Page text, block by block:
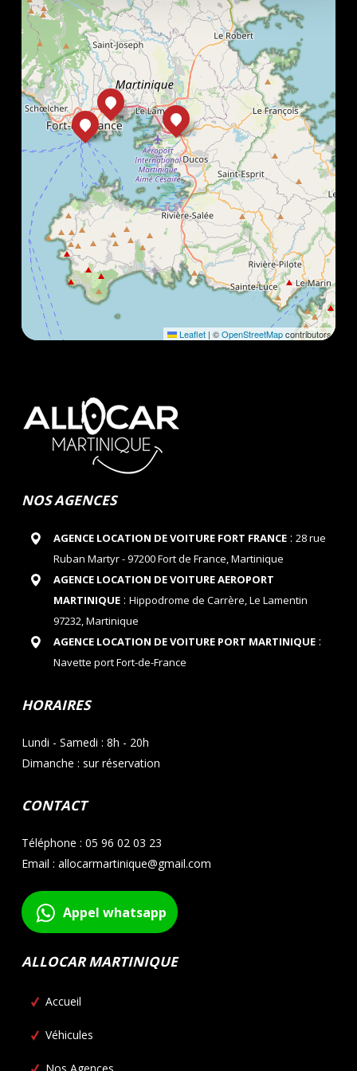
Leaflet | ©OpenStreetMapcontributors
NOS AGENCES
AGENCE LOCATION DE VOITURE FORT FRANCE: 28 rue
Ruban Martyr - 97200 Fort de France, Martinique
AGENCE LOCATION DE VOITURE AEROPORT
MARTINIQUE: Hippodrome de Carrère, Le Lamentin
97232, Martinique
AGENCE LOCATION DE VOITURE PORT MARTINIQUE:
Navette port Fort-de-France
HORAIRES
Lundi - Samedi : 8h - 20h
Dimanche : sur réservation
CONTACT
Téléphone : 05 96 02 03 23
Email : allocarmartinique@gmail.com
Appel whatsapp
ALLOCAR MARTINIQUE
Accueil
Véhicules